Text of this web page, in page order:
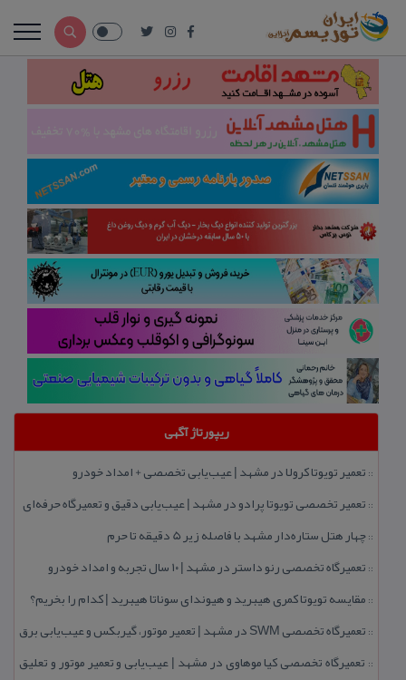
ریپورتاژ آگهی
:: تعمیر تویوتا كرولا در مشهد | عیب‌یابی تخصصی + امداد خودرو
:: تعمیر تخصصی تویوتا پرادو در مشهد | عیب‌یابی دقیق و تعمیرگاه حرفه‌ای
::چهار هتل‌ ستاره‌دار مشهد با فاصله زیر 5 دقیقه تا حرم
:: تعمیرگاه تخصصی رنو داستر در مشهد | ۱۰ سال تجربه و امداد خودرو
:: مقایسه تویوتا كمری هیبرید و هیوندای سوناتا هیبرید | كدام را بخریم؟
:: تعمیرگاه تخصصی SWM در مشهد | تعمیر موتور، گیربكس و عیب‌یابی برق
:: تعمیرگاه تخصصی كیا موهاوی در مشهد | عیب‌یابی و تعمیر موتور و تعلیق